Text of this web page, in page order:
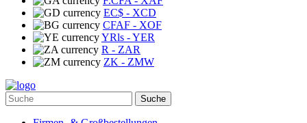
EC$ - XCD
CFAF - XOF
YRls - YER
R - ZAR
ZK - ZMW
Suche